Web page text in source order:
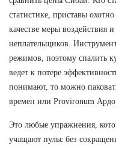
статистике, приставы
качестве меры воздействия
неплательщиков.
режимов, поэтому спалить
ведет к потере
понимают, то можно
времен или Provironum
Это любые упражнения,
учащают пульс без